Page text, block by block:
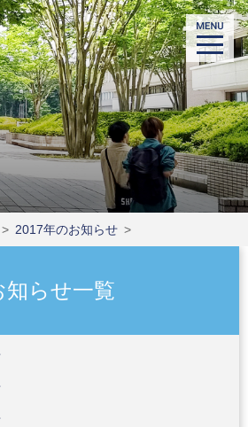
> 2017年のお知らせ >
知らせ一覧